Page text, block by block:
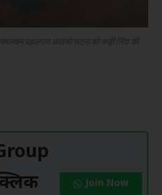
पहलगाम आतंकी घटना की कड़ी निंदा की
Join Now